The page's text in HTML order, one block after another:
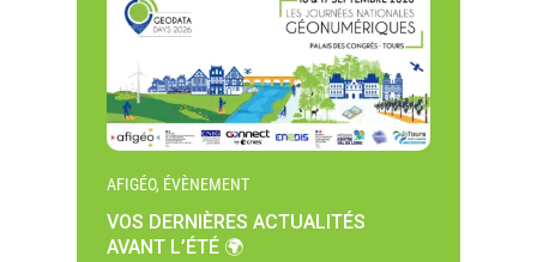
AFIGÉO, ÉVÈNEMENT
VOS DERNIÈRES ACTUALITÉS
AVANT L’ÉTÉ 🌍